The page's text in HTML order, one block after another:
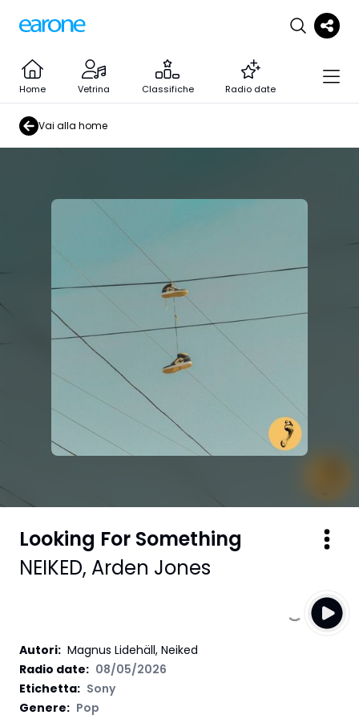
Home Vetrina Classifiche Radio date
Vai alla home
Looking For Something
NEIKED, Arden Jones
Autori: Magnus Lidehäll, Neiked
Radio date: 08/05/2026
Etichetta: Sony
Genere: Pop